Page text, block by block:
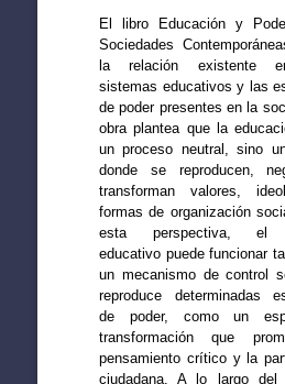
El libro Educación y
Sociedades
la relación existente
sistemas educativos y las
de poder presentes en la
obra plantea que la
un proceso neutral, sino
donde se reproducen,
transforman valores,
formas de organización
esta perspectiva, el
educativo puede funcionar
un mecanismo de control
reproduce determinadas
de poder, como un
transformación que
pensamiento crítico y la
ciudadana. A lo largo